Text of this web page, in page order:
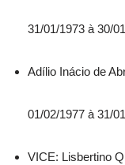
31/01/1973 à 30/
Adílio Inácio de
01/02/1977 à 31/
VICE: Lisbertino